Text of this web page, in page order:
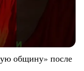
общину» после